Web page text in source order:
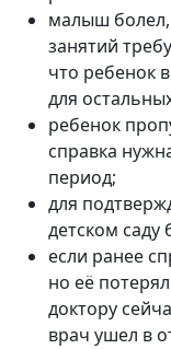
малыш
занятий
что ребенок
для
ребенок
справка
период;
для
детском
если ранее
но её
доктору
врач ушел в